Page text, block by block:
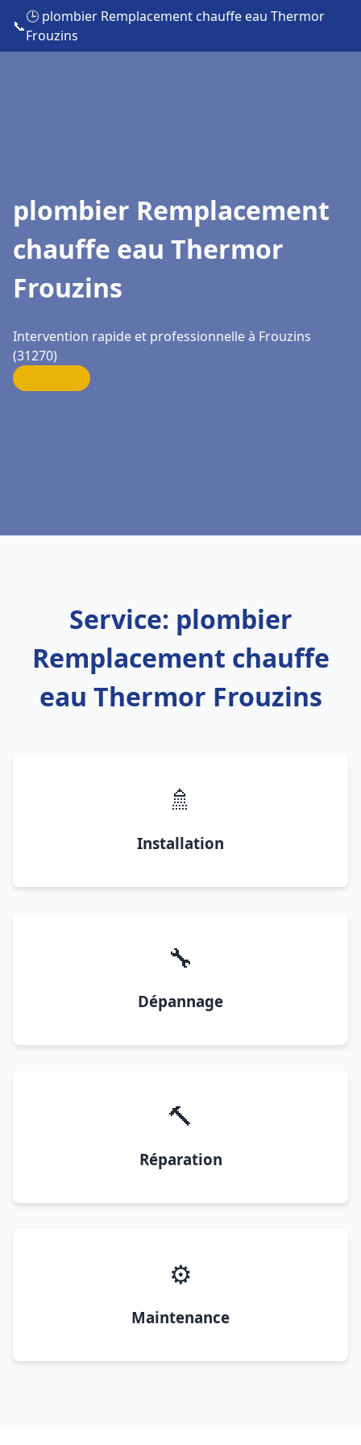
📞
🕒 plombier Remplacement chauffe eau Thermor
Frouzins
plombier Remplacement
chauffe eau Thermor
Frouzins
Intervention rapide et professionnelle à Frouzins
(31270)
Service: plombier
Remplacement chauffe
eau Thermor Frouzins
🚿
Installation
🔧
Dépannage
🔨
Réparation
⚙️
Maintenance